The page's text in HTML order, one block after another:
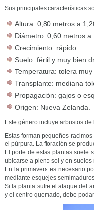
Sus principales características
Altura: 0,80 metros a
Diámetro: 0,60 metros a
Crecimiento: rápido.
Suelo: fértil y muy bien
Temperatura: tolera muy
Transplante: mediana
Propagación: gajos o
Origen: Nueva Zelanda.
Este género incluye arbustos
Estas forman pequeños
el púrpura. La floración se
El porte de estas plantas suele
ubicarse a pleno sol y en suelos
En la primavera es necesario
mediante esquejes
Si la planta sufre el ataque del
y el centro quemado, debe